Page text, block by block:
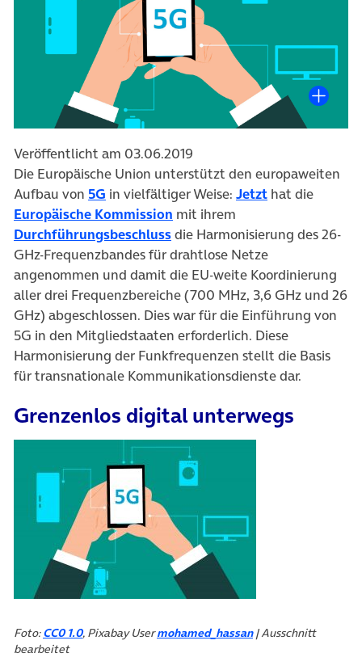
Veröffentlicht am 03.06.2019
Die Europäische Union unterstützt den europaweiten
Aufbau von 5G (öffnet in neuem Tab)
in vielfältiger Weise: Jetzt(öffnet in
hat die
Europäische Kommission (öffnet in neuem Tab)
mit ihrem
Durchführungsbeschluss(öffnet in neuem Tab)
die Harmonisierung des 26-
GHz-Frequenzbandes für drahtlose Netze
angenommen und damit die EU-weite Koordinierung
aller drei Frequenzbereiche (700 MHz, 3,6 GHz und 26
GHz) abgeschlossen. Dies war für die Einführung von
5G in den Mitgliedstaaten erforderlich. Diese
Harmonisierung der Funkfrequenzen stellt die Basis
für transnationale Kommunikationsdienste dar.
Grenzenlos digital unterwegs
Foto:CC0 1.0, Pixabay Usermohamed_hassan| Ausschnitt
bearbeitet